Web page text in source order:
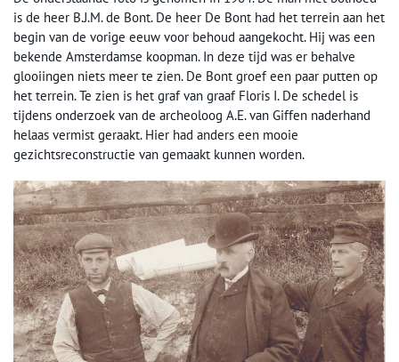
is de heer B.J.M. de Bont. De heer De Bont had het terrein aan het
begin van de vorige eeuw voor behoud aangekocht. Hij was een
bekende Amsterdamse koopman. In deze tijd was er behalve
glooiingen niets meer te zien. De Bont groef een paar putten op
het terrein. Te zien is het graf van graaf Floris I. De schedel is
tijdens onderzoek van de archeoloog A.E. van Giffen naderhand
helaas vermist geraakt. Hier had anders een mooie
gezichtsreconstructie van gemaakt kunnen worden.